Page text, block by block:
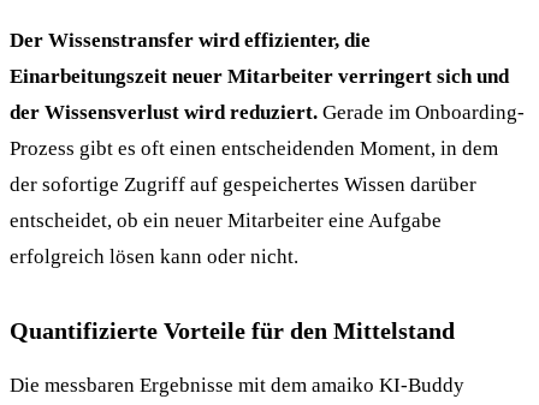
Der Wissenstransfer wird effizienter, die
Einarbeitungszeit neuer Mitarbeiter verringert sich und
der Wissensverlust wird reduziert. Gerade im Onboarding-
Prozess gibt es oft einen entscheidenden Moment, in dem
der sofortige Zugriff auf gespeichertes Wissen darüber
entscheidet, ob ein neuer Mitarbeiter eine Aufgabe
erfolgreich lösen kann oder nicht.
Quantifizierte Vorteile für den Mittelstand
Die messbaren Ergebnisse mit dem amaiko KI-Buddy